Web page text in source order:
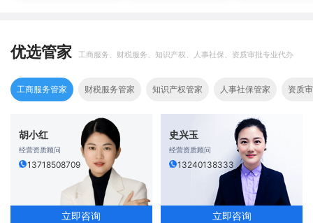
优选管家 工商服务、财税服务、知识产权、人事社保、资质审批专业代办
工商服务管家 财税服务管家 知识产权管家 人事社保管家 资质
胡小红
经营资质顾问
13718508709
立即咨询
史兴玉
经营资质顾问
13240138333
立即咨询